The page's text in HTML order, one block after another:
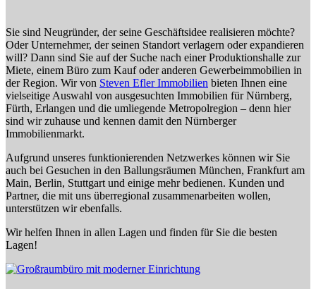
Sie sind Neugründer, der seine Geschäftsidee realisieren möchte?
Oder Unternehmer, der seinen Standort verlagern oder expandieren
will? Dann sind Sie auf der Suche nach einer Produktionshalle zur
Miete, einem Büro zum Kauf oder anderen Gewerbeimmobilien in
der Region. Wir von Steven Efler Immobilien bieten Ihnen eine
vielseitige Auswahl von ausgesuchten Immobilien für Nürnberg,
Fürth, Erlangen und die umliegende Metropolregion – denn hier
sind wir zuhause und kennen damit den Nürnberger
Immobilienmarkt.
Aufgrund unseres funktionierenden Netzwerkes können wir Sie
auch bei Gesuchen in den Ballungsräumen München, Frankfurt am
Main, Berlin, Stuttgart und einige mehr bedienen. Kunden und
Partner, die mit uns überregional zusammenarbeiten wollen,
unterstützen wir ebenfalls.
Wir helfen Ihnen in allen Lagen und finden für Sie die besten
Lagen!